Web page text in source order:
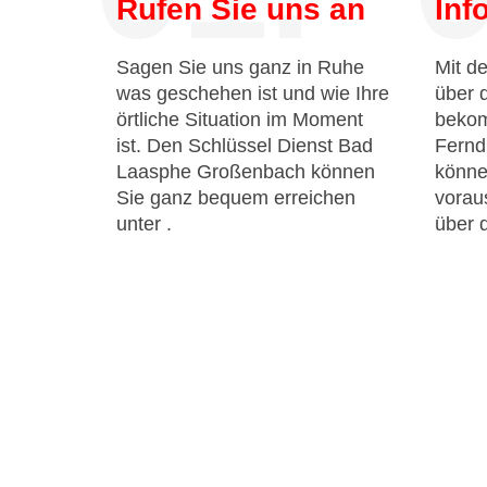
Rufen Sie uns an
Sagen Sie uns ganz in Ruhe
was geschehen ist und wie Ihre
örtliche Situation im Moment
ist. Den Schlüssel Dienst Bad
Laasphe Großenbach können
Sie ganz bequem erreichen
unter .
Mit
über
über